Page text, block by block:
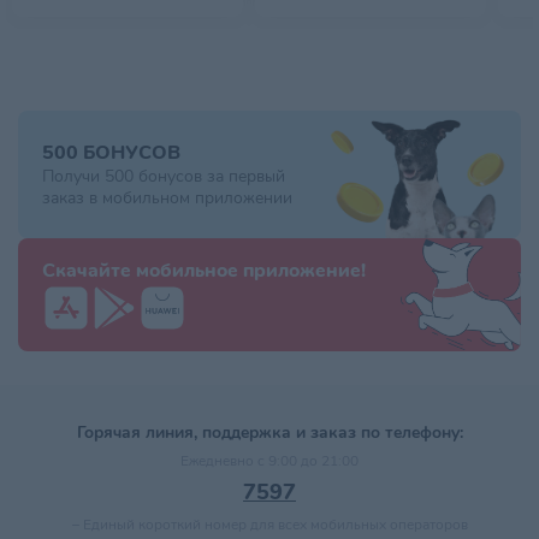
500 БОНУСОВ
Получи 500 бонусов за первый
заказ в мобильном приложении
Скачайте мобильное приложение!
Горячая линия, поддержка и заказ по телефону:
7597